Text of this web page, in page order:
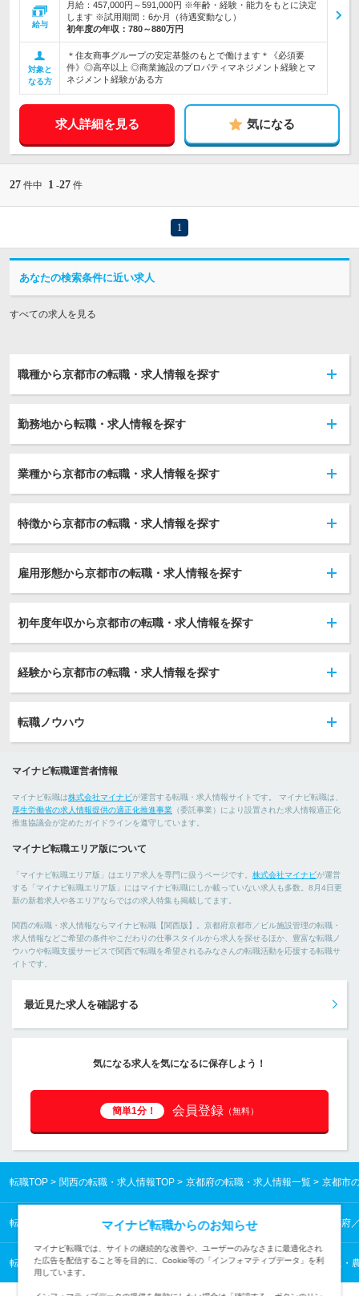
給与
月給：457,000円～591,000円 ※年齢・経験・能力をもとに決定
します ※試用期間：6か月（待遇変動なし）
初年度の年収： 780～880万円
対象と
なる方
＊住友商事グループの安定基盤のもとで働けます＊《必須要
件》◎高卒以上 ◎商業施設のプロパティマネジメント経験とマ
ネジメント経験がある方
求人詳細を見る 気になる
27 件中 1 -27 件
1
あなたの検索条件に近い求人
すべての求人を見る
職種から京都市の転職・求人情報を探す
勤務地から転職・求人情報を探す
業種から京都市の転職・求人情報を探す
特徴から京都市の転職・求人情報を探す
雇用形態から京都市の転職・求人情報を探す
初年度年収から京都市の転職・求人情報を探す
経験から京都市の転職・求人情報を探す
転職ノウハウ
マイナビ転職運営者情報
マイナビ転職は株式会社マイナビが運営する転職・求人情報サイトです。 マイナビ転職は、
厚生労働省の求人情報提供の適正化推進事業 （委託事業）により設置された求人情報適正化
推進協議会が定めたガイドラインを遵守しています。
マイナビ転職エリア版について
「マイナビ転職エリア版」はエリア求人を専門に扱うページです。 株式会社マイナビが運営
する「マイナビ転職エリア版」にはマイナビ転職にしか載っていない求人も多数。8月4日更
新の新着求人や各エリアならではの求人特集も掲載してます。
関西の転職・求人情報ならマイナビ転職【関西版】。京都府京都市／ビル施設管理の転職・
求人情報などご希望の条件やこだわりの仕事スタイルから求人を探せるほか、豊富な転職ノ
ウハウや転職支援サービスで関西で転職を希望されるみなさんの転職活動を応援する転職サ
イトです。
最近見た求人を確認する
気になる求人を気になるに保存しよう！
簡単1分！ 会員登録 （無料）
転職TOP 関西の転職・求人情報TOP 京都府の転職・求人情報一覧 京都市
転職TOP 関西の転職・求人情報TOP 京都府の転職・求人情報一覧 京都府
転職TOP 技能工・設備・配送・農林水産 他から探す 技能工・設備・配送・
マイナビ転職からのお知らせ
マイナビ転職では、サイトの継続的な改善や、ユーザーのみなさまに最適化され
た広告を配信すること等を目的に、Cookie等の「インフォマティブデータ」を利
用しています。